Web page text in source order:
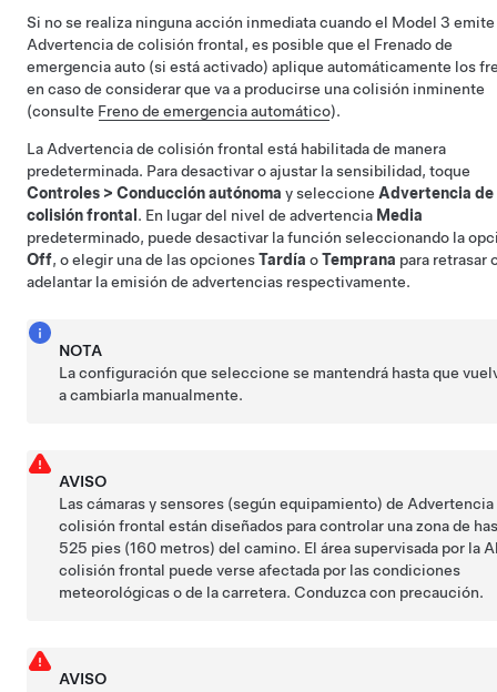
Si no se realiza ninguna acción inmediata cuando el Model 3 emite
Advertencia de colisión frontal, es posible que el Frenado de
emergencia auto (si está activado) aplique automáticamente los
en caso de considerar que va a producirse una colisión inminente
(consulte Freno de emergencia automático).
La Advertencia de colisión frontal está habilitada de manera
predeterminada. Para desactivar o ajustar la sensibilidad, toque
Controles > Conducción autónoma y seleccione Advertencia de
colisión frontal . En lugar del nivel de advertencia Media
predeterminado, puede desactivar la función seleccionando la
Off, o elegir una de las opcionesTardía oTemprana para retrasar
adelantar la emisión de advertencias respectivamente.
NOTA
La configuración que seleccione se mantendrá hasta que
a cambiarla manualmente.
AVISO
Las cámarasy sensores (según equipamiento) de Advertencia
colisión frontal están diseñados para controlar una zona de
525 pies (160 metros) del camino. El área supervisada por la
colisión frontal puede verse afectada por las condiciones
meteorológicas o de la carretera. Conduzca con precaución.
AVISO